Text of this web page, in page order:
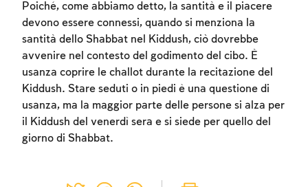
Poiché, come abbiamo detto, la santità e il piacere
devono essere connessi, quando si menziona la
santità dello Shabbat nel Kiddush, ciò dovrebbe
avvenire nel contesto del godimento del cibo. È
usanza coprire le challot durante la recitazione del
Kiddush. Stare seduti o in piedi è una questione di
usanza, ma la maggior parte delle persone si alza per
il Kiddush del venerdì sera e si siede per quello del
giorno di Shabbat.